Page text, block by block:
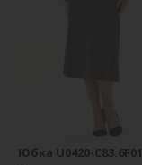
Юбка U0420-C83.6F01